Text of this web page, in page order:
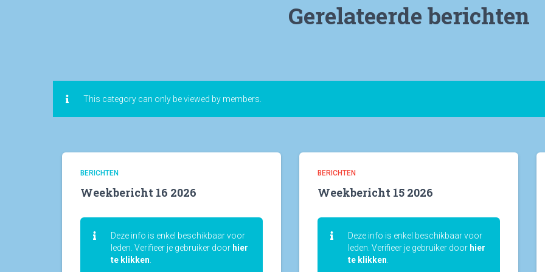
Gerelateerde berichten
This category can only be viewed by members.
BERICHTEN
Weekbericht 16 2026
Deze info is enkel beschikbaar voor
leden. Verifieer je gebruiker door hier
te klikken
BERICHTEN
Weekbericht 15 2026
Deze info is enkel beschikbaar voor
leden. Verifieer je gebruiker door hier
te klikken